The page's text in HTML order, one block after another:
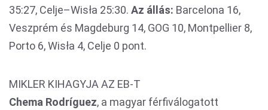
35:27, Celje–Wisła 25:30. Az állás: Barcelona 16,
Veszprém és Magdeburg 14, GOG 10, Montpellier 8,
Porto 6, Wisła 4, Celje 0 pont.
MIKLER KIHAGYJA AZ EB-T
Chema Rodríguez, a magyar férfiválogatott